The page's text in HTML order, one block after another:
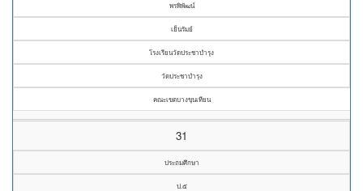
พรพิพัฒน์
เย็นรัมย์
โรงเรียนวัดประชาบำรุง
วัดประชาบำรุง
คณะเขตบางขุนเทียน
31
ประถมศึกษา
ป.๕